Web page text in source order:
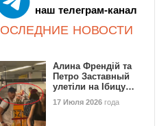
наш телеграм-канал
НОВОСТИ
Алина Френдій та
Петро Заставный
улетіли на Ібицу…
17 Июля 2026 года